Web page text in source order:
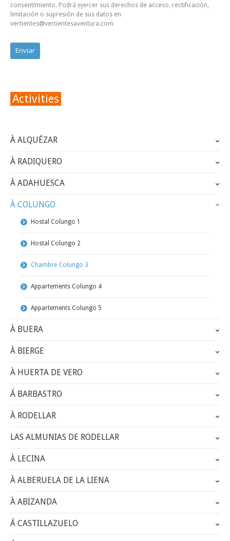
consentimiento. Podrá ejercer sus derechos de acceso, rectificación,
limitación o supresión de sus datos en
vertientes@vertientesaventura.com
Activities
À ALQUÉZAR
À RADIQUERO
À ADAHUESCA
À COLUNGO
Hostal Colungo 1
Hostal Colungo 2
Chambre Colungo 3
Appartements Colungo 4
Appartements Colungo 5
À BUERA
À BIERGE
À HUERTA DE VERO
Á BARBASTRO
À RODELLAR
LAS ALMUNIAS DE RODELLAR
À LECINA
À ALBERUELA DE LA LIENA
À ABIZANDA
Á CASTILLAZUELO